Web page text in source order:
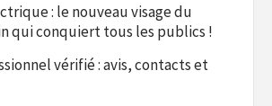
: le nouveau visage du
qui conquiert tous les publics !
vérifié : avis, contacts et